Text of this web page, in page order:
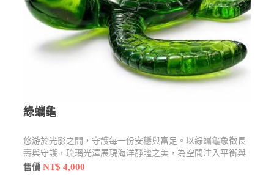
綠蠵龜
悠游於光影之間，守護每一份安穩與富足。以綠蠵龜象徵長
壽與守護，琉璃光澤展現海洋靜謐之美，為空間注入平衡與
祝福能量。
售價NT$ 4,000